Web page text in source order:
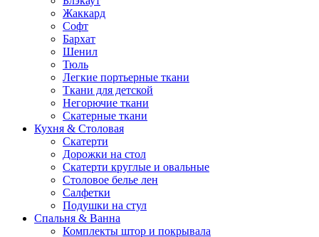
Жаккард
Софт
Бархат
Шенил
Тюль
Легкие портьерные ткани
Ткани для детской
Негорючие ткани
Скатерные ткани
Кухня & Столовая
Скатерти
Дорожки на стол
Скатерти круглые и овальные
Столовое белье лен
Салфетки
Подушки на стул
Спальня & Ванна
Комплекты штор и покрывала